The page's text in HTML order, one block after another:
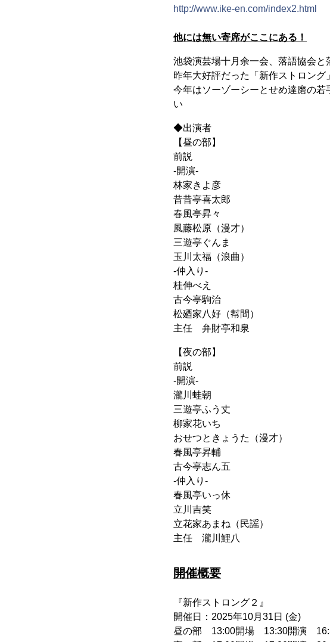
http://www.ike-en.com/index2.html
他には無い寄席がここにある！
池袋演芸場十月余一会、落語協会
昨年大好評だった「新作ストロング
今年はソーゾーシーとせめ達磨の
い
◆出演者
【昼の部】
前説
-開演-
林家きよ彦
昔昔亭喜太郎
春風亭昇々
風藤松原（漫才）
三遊亭ぐんま
玉川太福（浪曲）
-仲入り-
桂伸べえ
古今亭駒治
松廼家八好（幇間）
主任 弁財亭和泉
【夜の部】
前説
-開演-
瀧川蛙朝
三遊亭ふう丈
柳家花いち
おせつときょうた（漫才）
春風亭昇輔
古今亭志ん五
-仲入り-
春風亭いっ休
立川吉笑
立花家あまね（民謡）
主任 瀧川鯉八
開催概要
『新作ストロング２』
開催日：2025年10月31日 (金)
昼の部 13:00開場 13:30開演